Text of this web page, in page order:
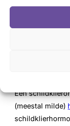
aangevallen,
zeker of het
interferonen is
Een
(meestal milde)